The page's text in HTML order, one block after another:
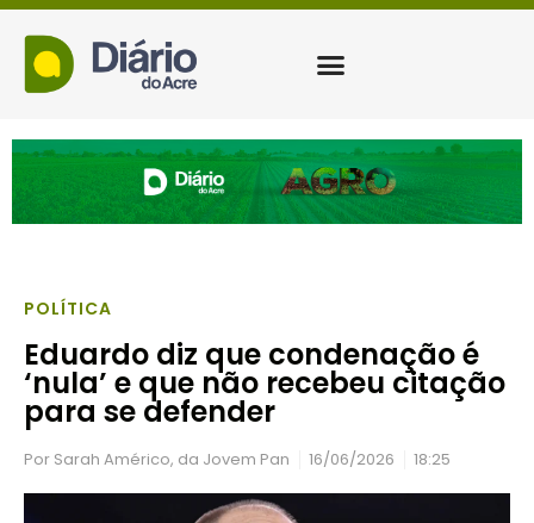
POLÍTICA
Eduardo diz que condenação é
‘nula’ e que não recebeu citação
para se defender
Por Sarah Américo, da Jovem Pan 16/06/2026 18:25